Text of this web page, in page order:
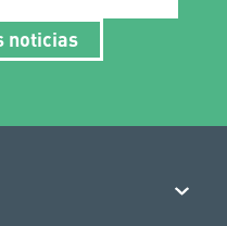
noticias